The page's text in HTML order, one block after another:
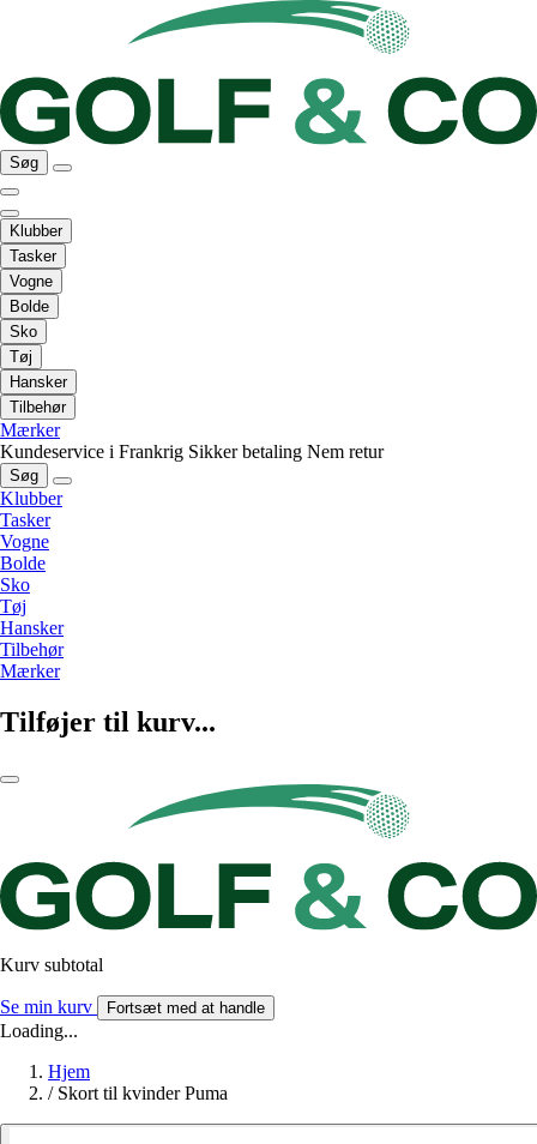
Søg
Klubber
Tasker
Vogne
Bolde
Sko
Tøj
Hansker
Tilbehør
Mærker
Kundeservice i Frankrig Sikker betaling Nem retur
Søg
Klubber
Tasker
Vogne
Bolde
Sko
Tøj
Hansker
Tilbehør
Mærker
Tilføjer til kurv...
Kurv subtotal
Se min kurv Fortsæt med at handle
Loading...
Hjem
/ Skort til kvinder Puma